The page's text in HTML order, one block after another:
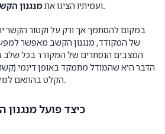
Bahdanau) ועמיתיו הציגו אתמנגנון בשנת 2015.
במקום להסתמך אך ורק על וקטור הקשר
של המקודד, מנגנון הקשב מאפשר
המצבים הנסתרים של המקודד בכל
הדבר היא שהמודל מתמקד באופן דינמי
הקלט בהתאם למילה שהוא מייצר באותו רגע.
כיצד פועל